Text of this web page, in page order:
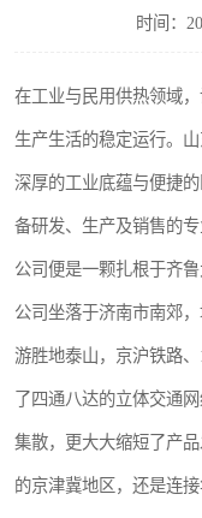
时间：
在工业与民用供热领域
生产生活的稳定运行。
深厚的工业底蕴与便捷
备研发、生产及销售的
公司便是一颗扎根于齐
公司坐落于济南市南郊
游胜地泰山，京沪铁路
了四通八达的立体交通
集散，更大大缩短了产
的京津冀地区，还是连
板式换热机组
囊式膨胀水箱
智能供水设备